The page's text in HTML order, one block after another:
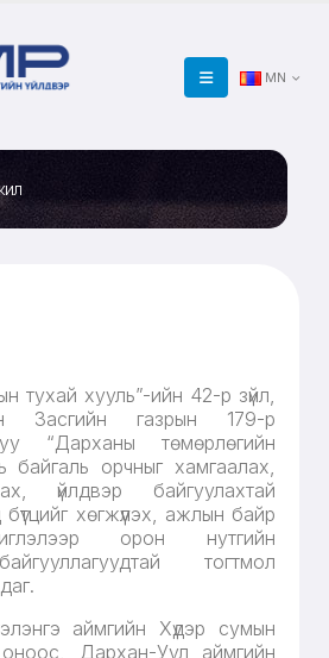
MN
тухай хууль”-ийн 42-р зүйл,
Засгийн газрын 179-р
“Дарханы төмөрлөгийн
байгаль орчныг хамгаалах,
үйлдвэр байгуулахтай
хөгжүүлэх, ажлын байр
орон нутгийн
тогтмол
аймгийн Хүдэр сумын
Дархан-Уул аймгийн